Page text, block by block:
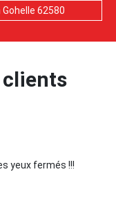
62580
clients
!!